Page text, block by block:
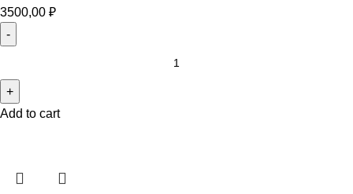
3500,00 ₽
Add to cart